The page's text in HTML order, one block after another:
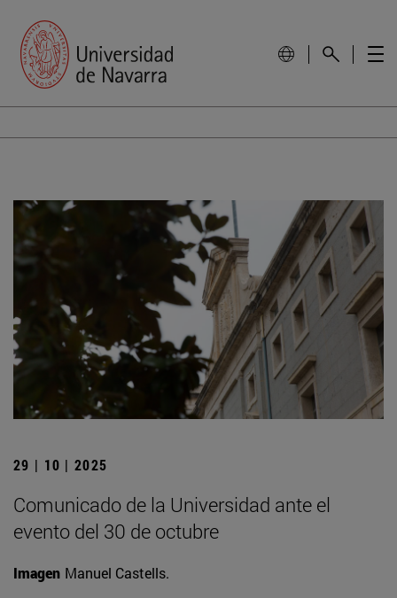
29 | 10 | 2025
Comunicado de la Universidad ante el
evento del 30 de octubre
Imagen Manuel Castells.